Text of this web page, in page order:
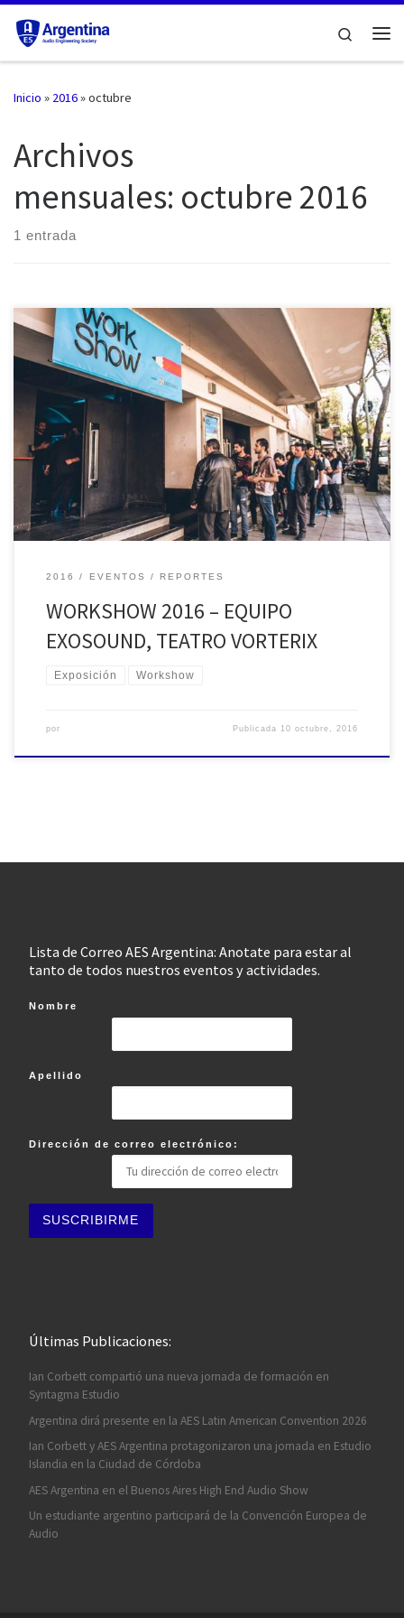
Saltar al contenido
Search
Inicio » 2016»octubre
Archivos
mensuales: octubre 2016
1 entrada
Paricipación de AES Sección Argentina en Workshow
2016 EVENTOS REPORTES
WORKSHOW 2016 – EQUIPO
EXOSOUND, TEATRO VORTERIX
Exposición Workshow
por Publicada 10 octubre, 2016
Lista de Correo AES Argentina: Anotate para estar al
tanto de todos nuestros eventos y actividades.
Nombre
Apellido
Dirección de correo electrónico:
Últimas Publicaciones:
Ian Corbett compartió una nueva jornada de formación en
Syntagma Estudio
Argentina dirá presente en la AES Latin American Convention 2026
Ian Corbett y AES Argentina protagonizaron una jornada en Estudio
Islandia en la Ciudad de Córdoba
AES Argentina en el Buenos Aires High End Audio Show
Un estudiante argentino participará de la Convención Europea de
Audio